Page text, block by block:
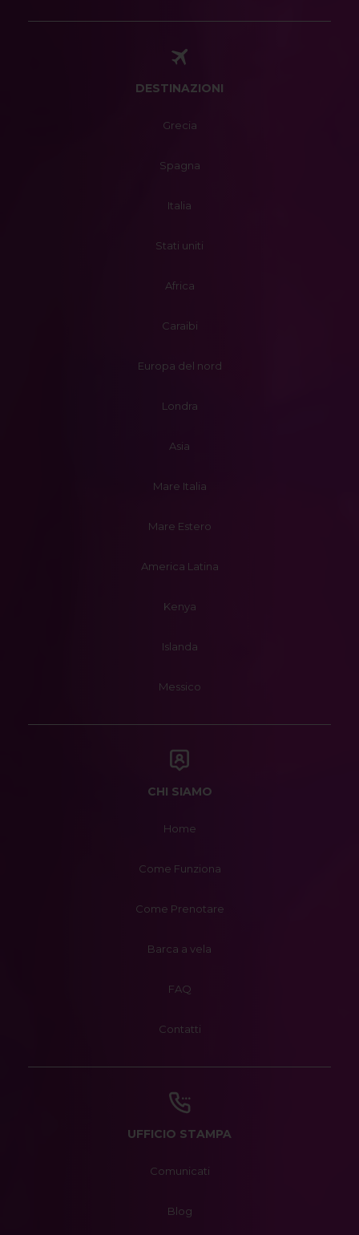
DESTINAZIONI
Grecia
Spagna
Italia
Stati uniti
Africa
Caraibi
Europa del nord
Londra
Asia
Mare Italia
Mare Estero
America Latina
Kenya
Islanda
Messico
CHI SIAMO
Home
Come Funziona
Come Prenotare
Barca a vela
FAQ
Contatti
UFFICIO STAMPA
Comunicati
Blog